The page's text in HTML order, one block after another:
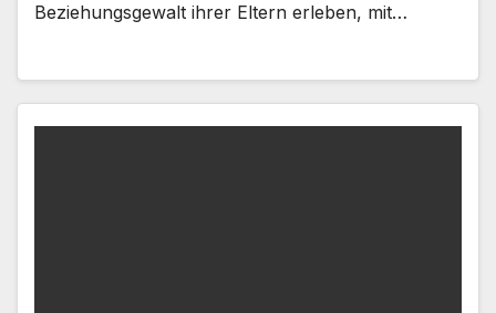
Beziehungsgewalt ihrer Eltern erleben, mit…